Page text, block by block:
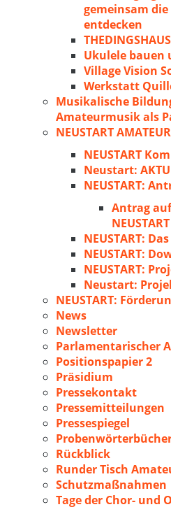
gemeinsam
entdecken
Ukulele bauen
Village Vision
Werkstatt
Musikalische
Amateurmusik als
NEUSTART
NEUSTART
Neustart:
NEUSTART:
Antrag
NEUSTART:
NEUSTART:
NEUSTART:
Neustart:
NEUSTART:
News
Newsletter
Parlamentarischer
Positionspapier 2
Präsidium
Pressekontakt
Pressemitteilungen
Pressespiegel
Rückblick
Runder Tisch
Schutzmaßnahmen
Tage der Chor- und